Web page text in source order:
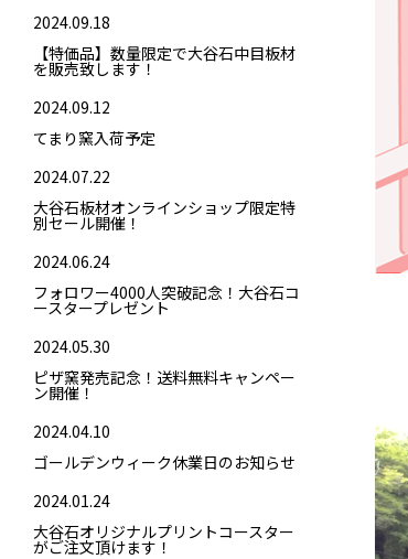
2024.09.18
【特価品】数量限定で大谷石中目板材
を販売致します！
2024.09.12
てまり窯入荷予定
2024.07.22
大谷石板材オンラインショップ限定特
別セール開催！
2024.06.24
フォロワー4000人突破記念！大谷石コ
ースタープレゼント
2024.05.30
ピザ窯発売記念！送料無料キャンペー
ン開催！
2024.04.10
ゴールデンウィーク休業日のお知らせ
2024.01.24
大谷石オリジナルプリントコースター
がご注文頂けます！